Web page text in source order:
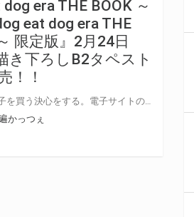
era THE BOOK ～
eat dog era THE
限定版』2月24日
き下ろしB2タペスト
！！
かっつぇ